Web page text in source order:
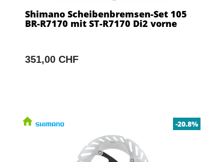
Shimano Scheibenbremsen-Set 105
BR-R7170 mit ST-R7170 Di2 vorne
351,00 CHF
-20.8%